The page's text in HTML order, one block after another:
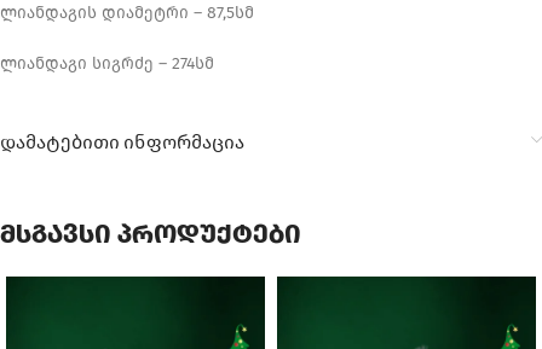
ლიანდაგის დიამეტრი – 87,5სმ
ლიანდაგი სიგრძე – 274სმ
დამატებითი ინფორმაცია
მსგავსი პროდუქტები